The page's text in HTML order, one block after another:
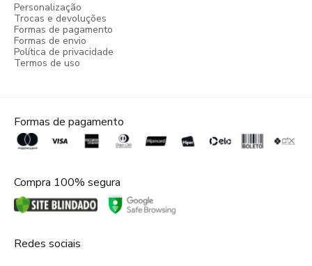
Personalização
Trocas e devoluções
Formas de pagamento
Formas de envio
Política de privacidade
Termos de uso
Formas de pagamento
Compra 100% segura
Redes sociais